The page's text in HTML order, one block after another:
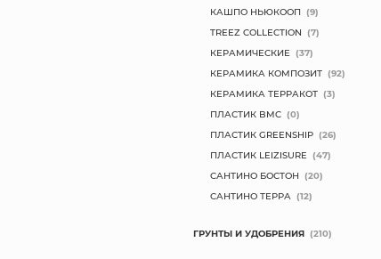
КАШПО НЬЮКООП (9)
TREEZ COLLECTION (7)
КЕРАМИЧЕСКИЕ (37)
КЕРАМИКА КОМПОЗИТ (92)
КЕРАМИКА ТЕРРАКОТ (3)
ПЛАСТИК BMC (0)
ПЛАСТИК GREENSHIP (26)
ПЛАСТИК LEIZISURE (47)
САНТИНО БОСТОН (20)
САНТИНО ТЕРРА (12)
ГРУНТЫ И УДОБРЕНИЯ (210)